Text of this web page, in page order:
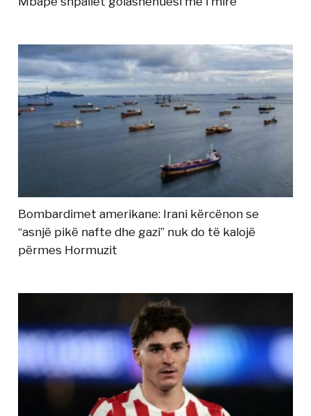
Bombardimet amerikane: Irani kërcënon se
“asnjë pikë nafte dhe gazi” nuk do të kalojë
përmes Hormuzit